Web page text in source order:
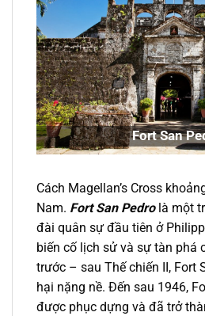
Fort San
Cách Magellan’s Cross
Nam. Fort San Pedro là một
đài quân sự đầu tiên ở
biến cố lịch sử và sự tàn phá
trước – sau Thế chiến II, Fort
hại nặng nề. Đến sau 1946,
được phục dựng và đã trở